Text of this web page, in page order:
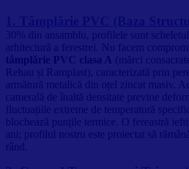
30% din ansamblu, profilele sunt
arhitectură a ferestrei. Nu facem
tâmplărie PVC clasa A (mărci
Rehau și Ramplast), caracterizată prin
armătură metalică din oțel zincat masiv.
camerală de înaltă densitate previne
fluctuațiile extreme de temperatură
blochează punțile termice. O fereastră
ani; profilul nostru este proiectat să
rând.